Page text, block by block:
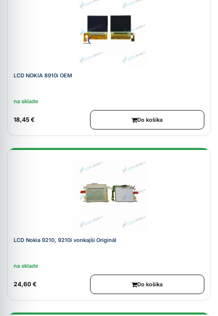
LCD NOKIA 8910i OEM
na sklade
18,45 € Do košíka
LCD Nokia 9210, 9210i vonkajší Originál
na sklade
24,60 € Do košíka